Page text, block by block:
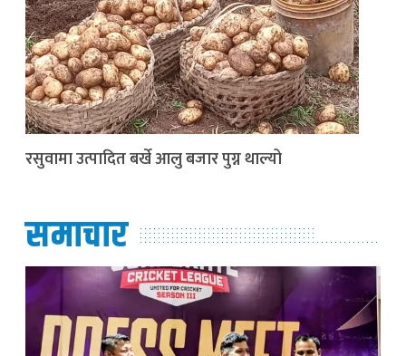
रसुवामा उत्पादित बर्खे आलु बजार पुग्न थाल्यो
समाचार